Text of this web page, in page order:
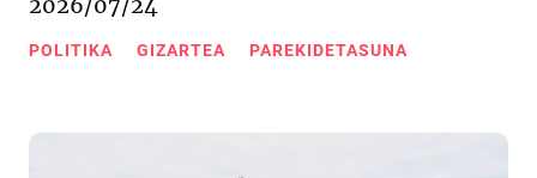
POLITIKA GIZARTEA PAREKIDETASUNA